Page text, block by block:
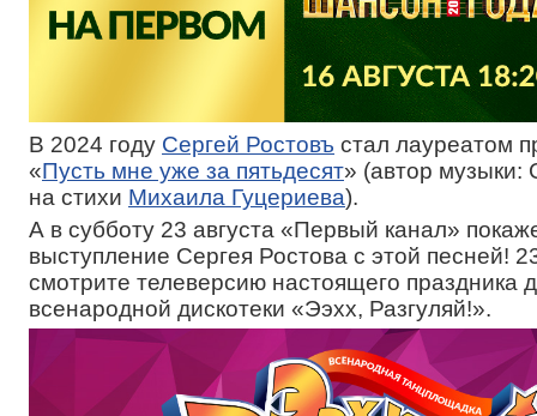
В 2024 году Сергей Ростовъ стал лауреатом
«Пусть мне уже за пятьдесят» (автор музыки:
на стихи Михаила Гуцериева).
А в субботу 23 августа «Первый канал»
выступление Сергея Ростова с этой песней!
смотрите телеверсию настоящего праздника
всенародной дискотеки «Ээхх, Разгуляй!».